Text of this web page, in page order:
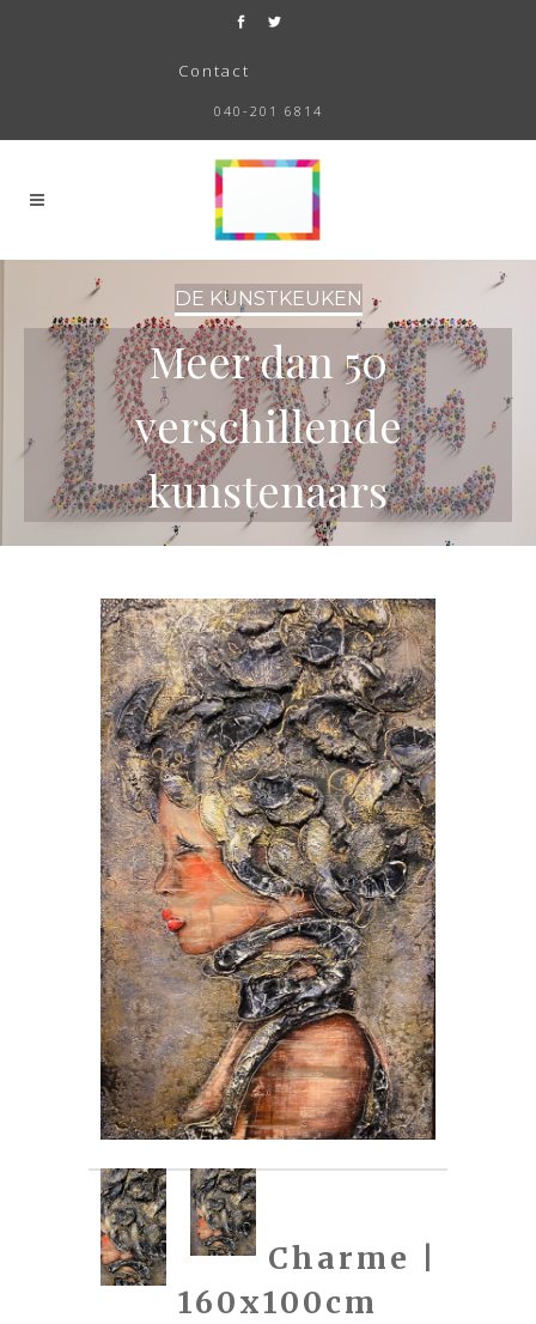
Contact
040-201 6814
DE KUNSTKEUKEN
Meer dan 50
verschillende
kunstenaars
Charme |
160x100cm